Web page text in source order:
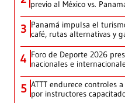
previo al México vs.
3 Panamá impulsa el
café, rutas alternativas y
4 Foro de Deporte 2026
nacionales e
5 ATTT endurece controles
por instructores